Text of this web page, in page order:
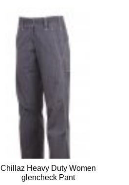
Chillaz Heavy Duty Women
glencheck Pant